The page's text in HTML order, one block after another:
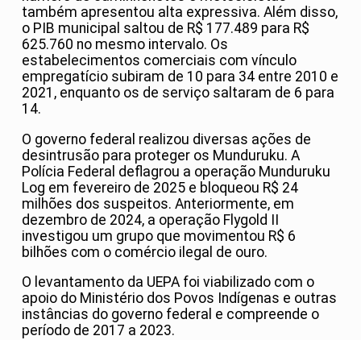
também apresentou alta expressiva. Além disso,
o PIB municipal saltou de R$ 177.489 para R$
625.760 no mesmo intervalo. Os
estabelecimentos comerciais com vínculo
empregatício subiram de 10 para 34 entre 2010 e
2021, enquanto os de serviço saltaram de 6 para
14.
O governo federal realizou diversas ações de
desintrusão para proteger os Munduruku. A
Polícia Federal deflagrou a operação Munduruku
Log em fevereiro de 2025 e bloqueou R$ 24
milhões dos suspeitos. Anteriormente, em
dezembro de 2024, a operação Flygold II
investigou um grupo que movimentou R$ 6
bilhões com o comércio ilegal de ouro.
O levantamento da UEPA foi viabilizado com o
apoio do Ministério dos Povos Indígenas e outras
instâncias do governo federal e compreende o
período de 2017 a 2023.